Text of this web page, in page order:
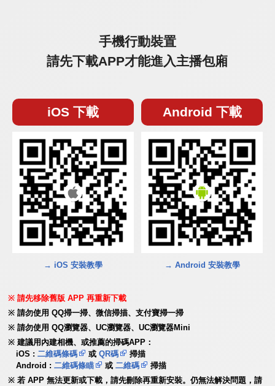
手機行動裝置
請先下載APP才能進入主播包廂
iOS 下載
→ iOS 安裝教學
Android 下載
→ Android 安裝教學
請先移除舊版 APP 再重新下載
請勿使用 QQ掃一掃、微信掃描、支付寶掃一掃
請勿使用 QQ瀏覽器、UC瀏覽器、UC瀏覽器Mini
建議用內建相機、或推薦的掃碼APP：
iOS :二維碼條碼 或QR碼
掃描
Android :二維碼條瞄 或二維碼
掃描
若 APP 無法更新或下載，請先刪除再重新安裝。仍無法解決問題，請